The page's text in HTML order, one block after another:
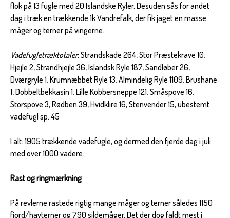
flok på 13 fugle med 20 Islandske Ryler. Desuden sås for andet
dag i træk en trækkende 1k Vandrefalk, der fik jaget en masse
måger og terner på vingerne.
Vadefugletræktotaler: Strandskade 264, Stor Præstekrave 10,
Hjejle 2, Strandhjejle 36, Islandsk Ryle 187, Sandløber 26,
Dværgryle 1, Krumnæbbet Ryle 13, Almindelig Ryle 1109, Brushane
1, Dobbeltbekkasin 1, Lille Kobbersneppe 121, Småspove 16,
Storspove 3, Rødben 39, Hvidklire 16, Stenvender 15, ubestemt
vadefugl sp. 45
I alt: 1905 trækkende vadefugle, og dermed den fjerde dag i juli
med over 1000 vadere.
Rast og ringmærkning
På revlerne rastede rigtig mange måger og terner således 1150
fjord/havterner og 790 sildemåger. Det der dog faldt mest i